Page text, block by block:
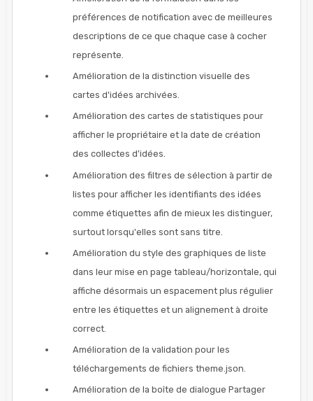
préférences de notification avec de meilleures
descriptions de ce que chaque case à cocher
représente.
Amélioration de la distinction visuelle des
cartes d'idées archivées.
Amélioration des cartes de statistiques pour
afficher le propriétaire et la date de création
des collectes d'idées.
Amélioration des filtres de sélection à partir de
listes pour afficher les identifiants des idées
comme étiquettes afin de mieux les distinguer,
surtout lorsqu'elles sont sans titre.
Amélioration du style des graphiques de liste
dans leur mise en page tableau/horizontale, qui
affiche désormais un espacement plus régulier
entre les étiquettes et un alignement à droite
correct.
Amélioration de la validation pour les
téléchargements de fichiers theme.json.
Amélioration de la boîte de dialogue Partager